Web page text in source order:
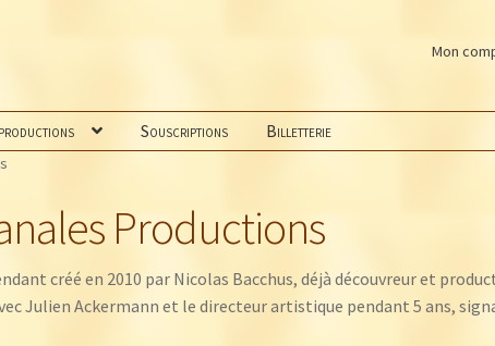
Mon
Souscriptions Billetterie
Productions
créé en 2010 par Nicolas Bacchus, déjà découvreur et
Julien Ackermann et le directeur artistique pendant 5 ans,